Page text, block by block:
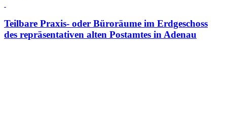
Teilbare Praxis- oder Büroräume im Erdgeschoss
des repräsentativen alten Postamtes in Adenau